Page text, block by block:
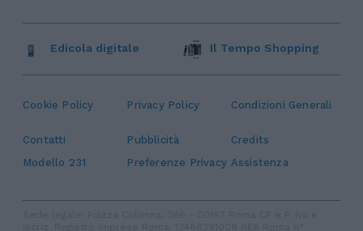
Cookie Policy Privacy Policy Condizioni Generali
Contatti Pubblicità
Credits
Modello 231
Preferenze Privacy Assistenza
Edicola digitale Il Tempo Shopping